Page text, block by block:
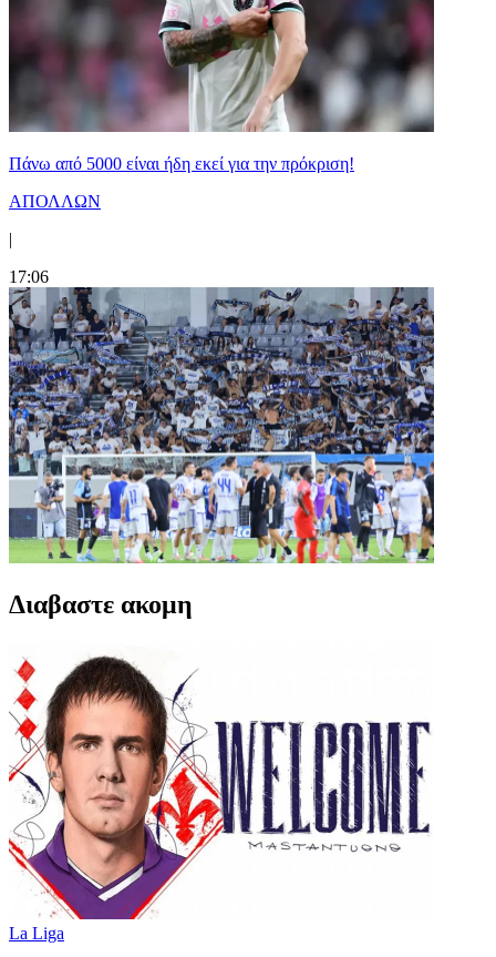
Πάνω από 5000 είναι ήδη εκεί για την πρόκριση!
ΑΠΟΛΛΩΝ
|
17:06
Διαβαστε ακομη
La Liga